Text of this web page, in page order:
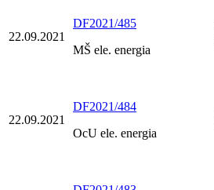
22.09.2021
DF2021/485
MŠ ele. energia
22.09.2021
DF2021/484
OcU ele. energia